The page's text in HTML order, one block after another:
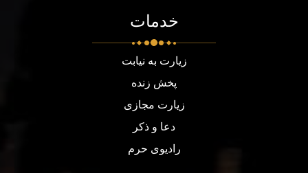
خدمات
زیارت به نیابت
پخش زنده
زیارت مجازی
دعا و ذکر
رادیوی حرم